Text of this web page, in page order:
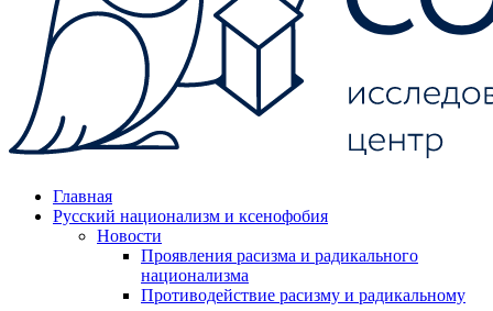
Главная
Русский национализм и ксенофобия
Новости
Проявления расизма и радикального
национализма
Противодействие расизму и радикальному